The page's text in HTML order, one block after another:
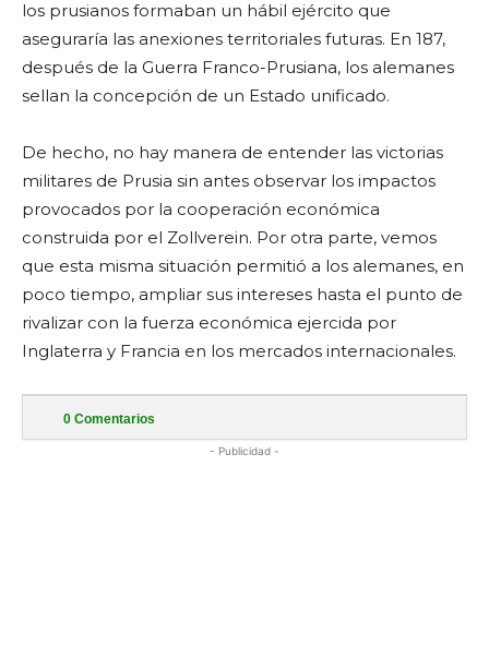
los prusianos formaban un hábil ejército que
aseguraría las anexiones territoriales futuras. En 187,
después de la Guerra Franco-Prusiana, los alemanes
sellan la concepción de un Estado unificado.
De hecho, no hay manera de entender las victorias
militares de Prusia sin antes observar los impactos
provocados por la cooperación económica
construida por el Zollverein. Por otra parte, vemos
que esta misma situación permitió a los alemanes, en
poco tiempo, ampliar sus intereses hasta el punto de
rivalizar con la fuerza económica ejercida por
Inglaterra y Francia en los mercados internacionales.
0 Comentarios
- Publicidad -